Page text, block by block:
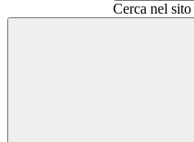
Cerca nel sito